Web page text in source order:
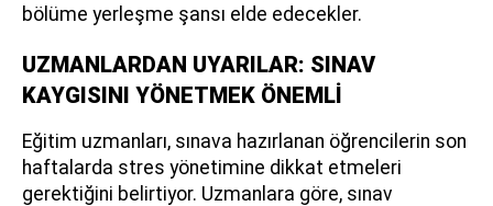
bölüme yerleşme şansı elde edecekler.
UZMANLARDAN UYARILAR: SINAV
KAYGISINI YÖNETMEK ÖNEMLİ
Eğitim uzmanları, sınava hazırlanan öğrencilerin son
haftalarda stres yönetimine dikkat etmeleri
gerektiğini belirtiyor. Uzmanlara göre, sınav